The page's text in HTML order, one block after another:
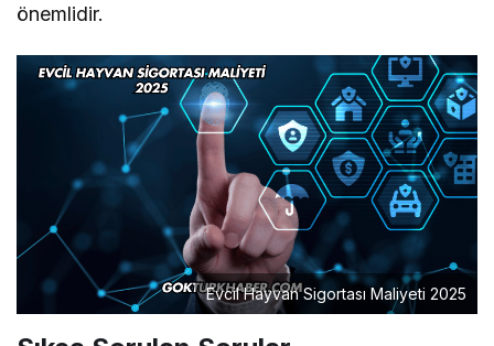
önemlidir.
Evcil Hayvan Sigortası Maliyeti 2025